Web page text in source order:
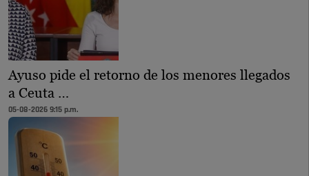
Ayuso pide el retorno de los menores llegados
a Ceuta …
05-08-2026 9:15 p.m.